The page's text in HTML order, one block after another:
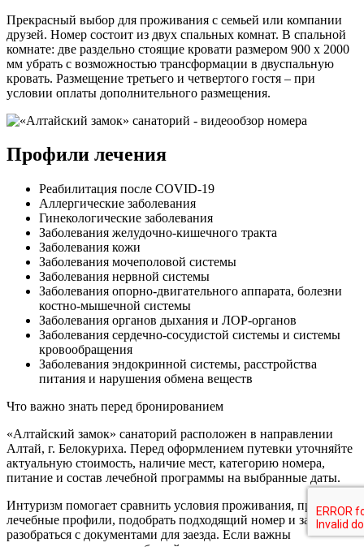
Прекрасный выбор для проживания с семьей или компании
друзей. Номер состоит из двух спальных комнат. В спальной
комнате: две раздельно стоящие кровати размером 900 х 2000
мм убрать с возможностью трансформации в двуспальную
кровать. Размещение третьего и четвертого гостя – при
условии оплаты дополнительного размещения.
Профили лечения
Pеабилитация после COVID-19
Аллергические заболевания
Гинекологические заболевания
Заболевания желудочно-кишечного тракта
Заболевания кожи
Заболевания мочеполовой системы
Заболевания нервной системы
Заболевания опорно-двигательного аппарата, болезни
костно-мышечной системы
Заболевания органов дыхания и ЛОР-органов
Заболевания сердечно-сосудистой системы и системы
кровообращения
Заболевания эндокринной системы, расстройства
питания и нарушения обмена веществ
Что важно знать перед бронированием
«Алтайский замок» санаторий расположен в направлении
Алтай, г. Белокуриха. Перед оформлением путевки уточняйте
актуальную стоимость, наличие мест, категорию номера,
питание и состав лечебной программы на выбранные даты.
Интуризм помогает сравнить условия проживания, проверить
лечебные профили, подобрать подходящий номер и заранее
разобраться с документами для заезда. Если важны